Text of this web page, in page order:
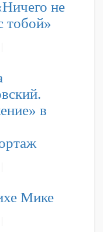
не
тобой»
в
Мике